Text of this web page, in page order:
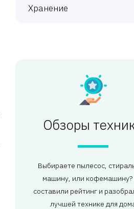
Хранение
Обзоры
Выбираете пылесос,
машину, или
составили рейтинг и
лучшей технике для